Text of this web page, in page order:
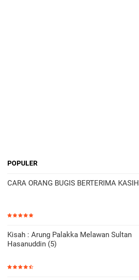
POPULER
CARA ORANG BUGIS BERTERIMA KASIH
Kisah : Arung Palakka Melawan Sultan
Hasanuddin (5)